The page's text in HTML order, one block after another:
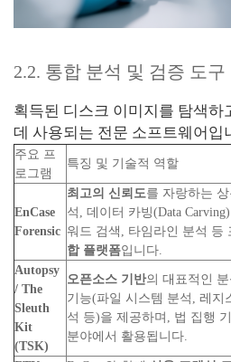
2.2. 통합 분석 및 검증 도구
획득된 디스크 이미지를 탐색하
데 사용되는 전문 소프트웨어입
주요 프
로그램
특징 및 기술적 역할
EnCase
Forensic
최고의 신뢰도를 자랑하는
석, 데이터 카빙(Data
워드 검색, 타임라인 분석 등
합 플랫폼입니다.
Autopsy
/ The
Sleuth
Kit
(TSK)
오픈소스 기반의 대표적인
기능(파일 시스템 분석, 레지
석 등)을 제공하며, 법 집행
분야에서 활용됩니다.